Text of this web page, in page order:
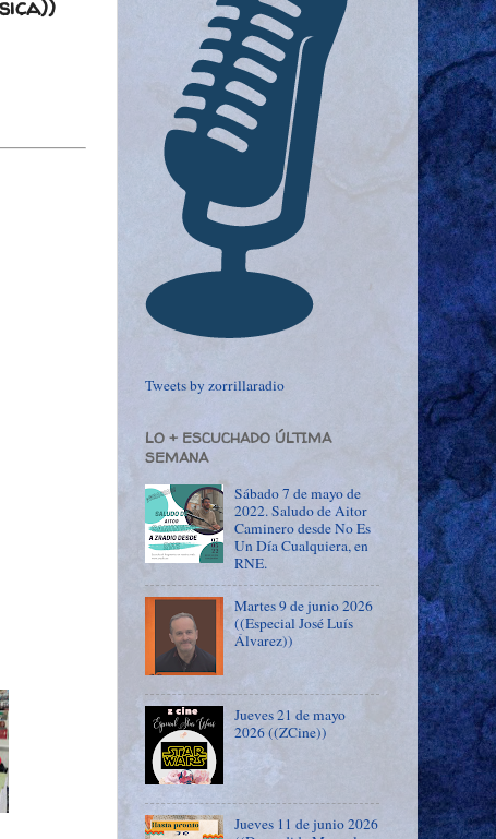
Tweets by zorrillaradio
LO + ESCUCHADO ÚLTIMA
SEMANA
Sábado 7 de mayo de
2022. Saludo de Aitor
Caminero desde No Es
Un Día Cualquiera, en
RNE.
Martes 9 de junio 2026
((Especial José Luís
Álvarez))
Jueves 21 de mayo
2026 ((ZCine))
Jueves 11 de junio 2026